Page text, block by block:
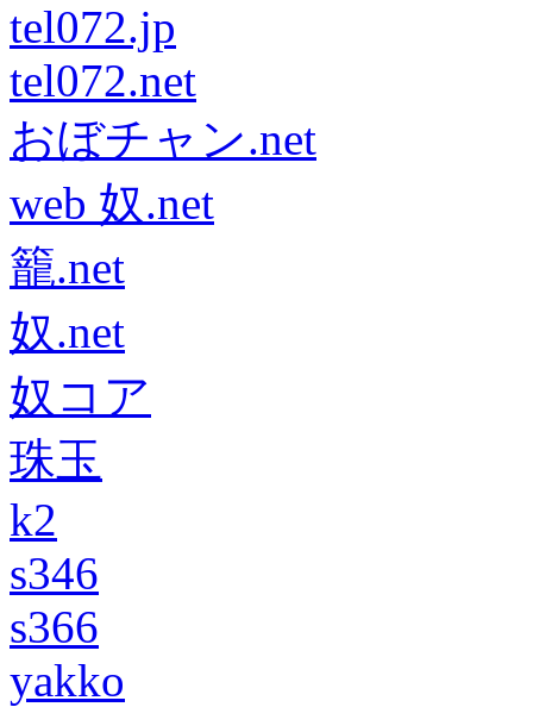
tel072.jp
tel072.net
おぼチャン.net
web 奴.net
籠.net
奴.net
奴コア
珠玉
k2
s346
s366
yakko